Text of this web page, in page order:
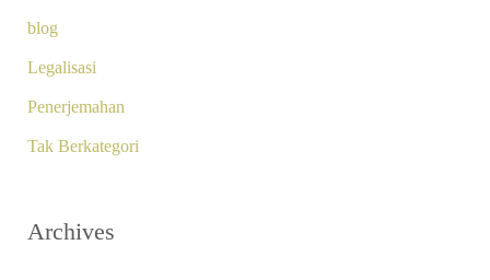
blog
Legalisasi
Penerjemahan
Tak Berkategori
Archives